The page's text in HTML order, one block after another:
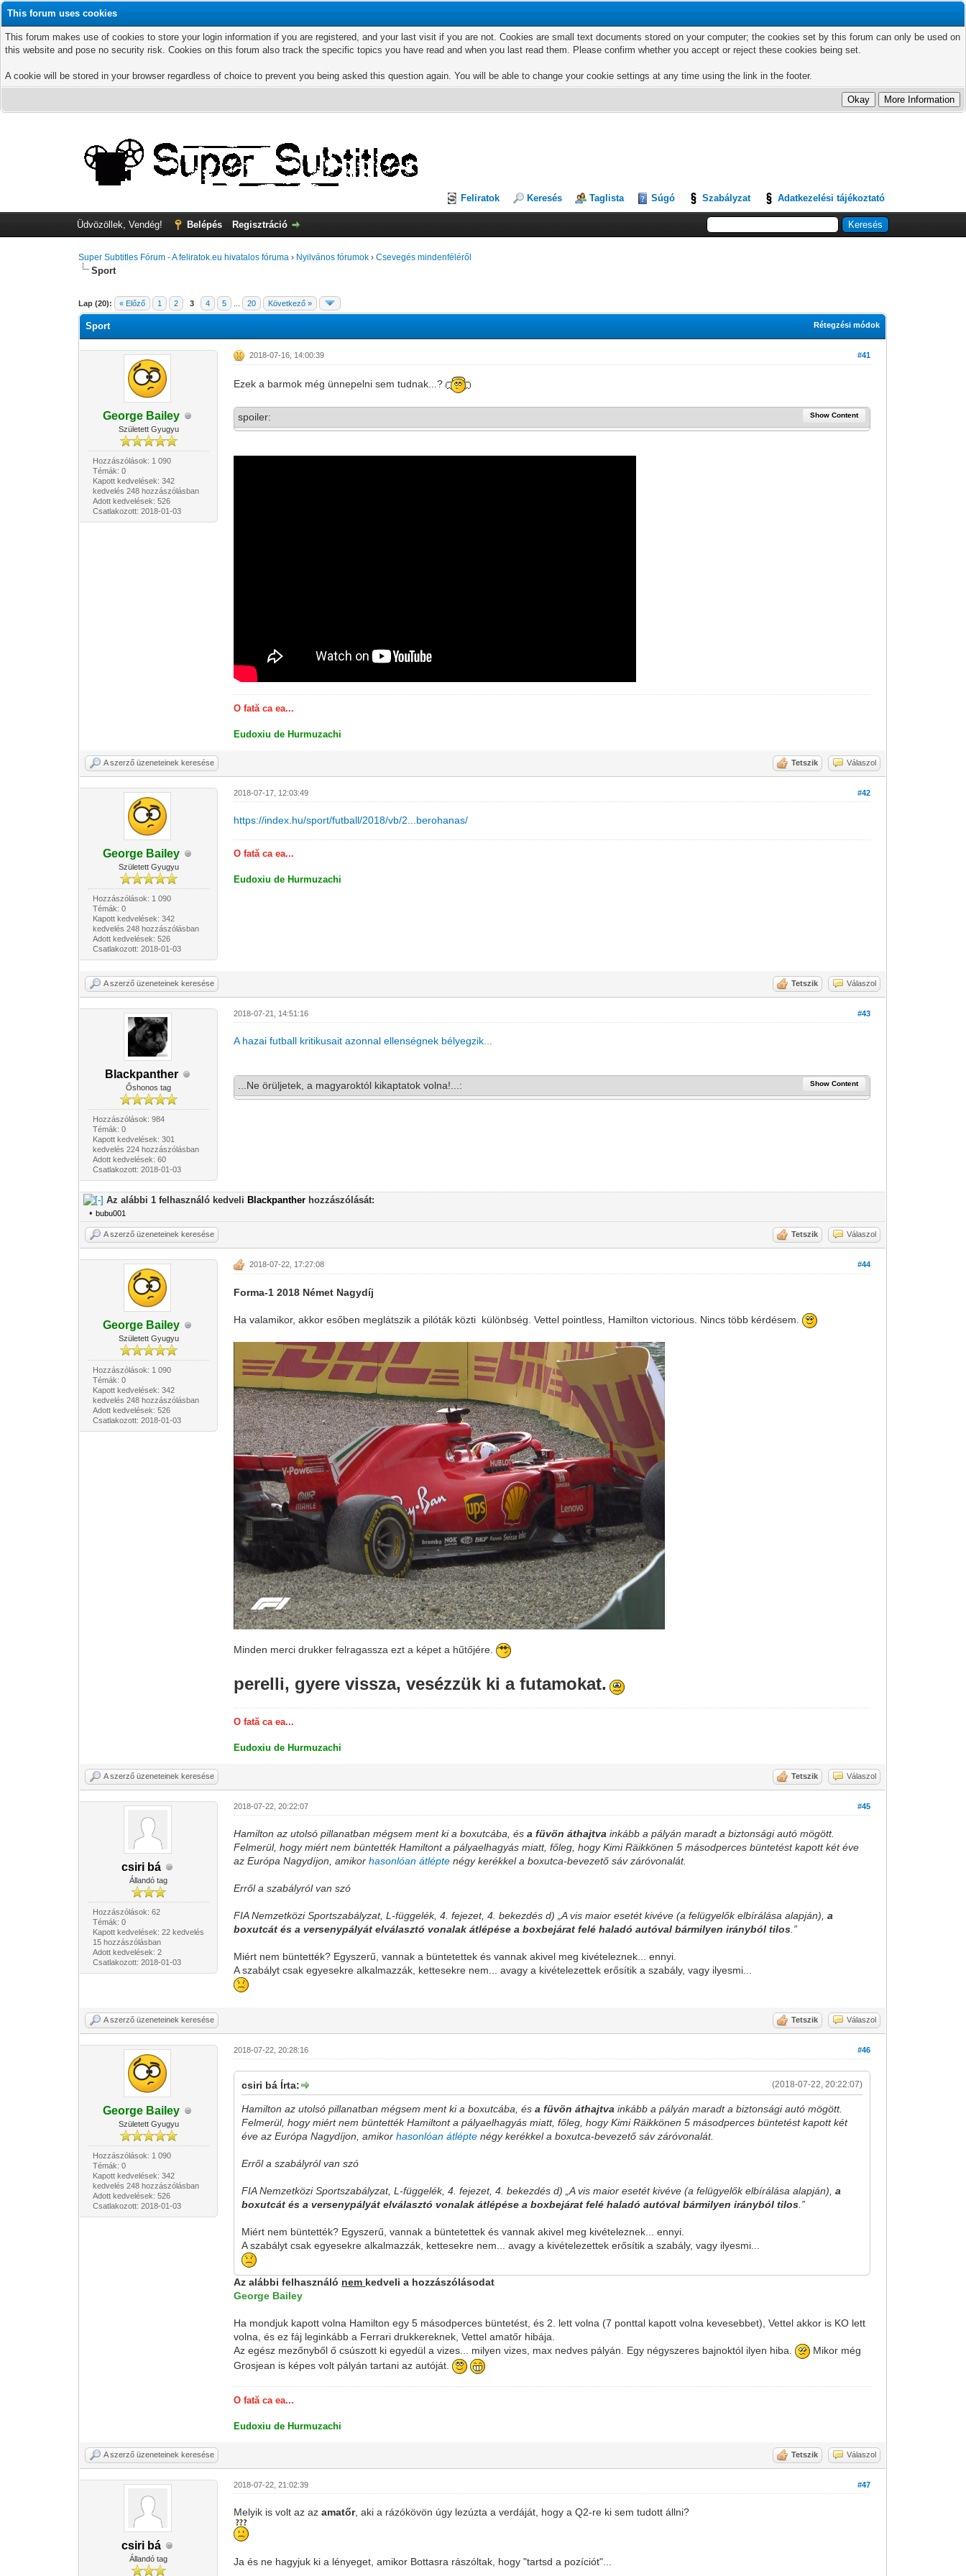
This forum uses cookies
This forum makes use of cookies to store your login information if you are registered, and your last visit if you are not. Cookies are small text documents stored on your computer; the cookies set by this forum can only be used on
this website and pose no security risk. Cookies on this forum also track the specific topics you have read and when you last read them. Please confirm whether you accept or reject these cookies being set.
A cookie will be stored in your browser regardless of choice to prevent you being asked this question again. You will be able to change your cookie settings at any time using the link in the footer.
Feliratok Keresés Taglista Súgó Szabályzat Adatkezelési tájékoztató
Üdvözöllek, Vendég! Belépés Regisztráció
Super Subtitles Fórum - A feliratok.eu hivatalos fóruma › Nyilvános fórumok ›Csevegés mindenféléről
Sport
Lap (20): « Előző 1 2 3 4 5 20 Következő »
Rétegzési módok
Sport
George Bailey
Született Gyugyu
Hozzászólások: 1 090
Témák: 0
Kapott kedvelések: 342
kedvelés 248 hozzászólásban
Adott kedvelések: 526
Csatlakozott: 2018-01-03
#41
2018-07-16, 14:00:39
Ezek a barmok még ünnepelni sem tudnak...?
Show Content
spoiler:
O fată ca ea...
Eudoxiu de Hurmuzachi
A szerző üzeneteinek keresése Tetszik Válaszol
George Bailey
Született Gyugyu
Hozzászólások: 1 090
Témák: 0
Kapott kedvelések: 342
kedvelés 248 hozzászólásban
Adott kedvelések: 526
Csatlakozott: 2018-01-03
#42
2018-07-17, 12:03:49
https://index.hu/sport/futball/2018/vb/2...berohanas/
O fată ca ea...
Eudoxiu de Hurmuzachi
A szerző üzeneteinek keresése Tetszik Válaszol
Blackpanther
Őshonos tag
Hozzászólások: 984
Témák: 0
Kapott kedvelések: 301
kedvelés 224 hozzászólásban
Adott kedvelések: 60
Csatlakozott: 2018-01-03
#43
2018-07-21, 14:51:16
A hazai futball kritikusait azonnal ellenségnek bélyegzik...
Show Content
...Ne örüljetek, a magyaroktól kikaptatok volna!...:
Az alábbi 1 felhasználó kedveli Blackpanther hozzászólását:
•bubu001
A szerző üzeneteinek keresése Tetszik Válaszol
George Bailey
Született Gyugyu
Hozzászólások: 1 090
Témák: 0
Kapott kedvelések: 342
kedvelés 248 hozzászólásban
Adott kedvelések: 526
Csatlakozott: 2018-01-03
#44
2018-07-22, 17:27:08
Forma-1 2018 Német Nagydíj
Ha valamikor, akkor esőben meglátszik a pilóták közti különbség. Vettel pointless, Hamilton victorious. Nincs több kérdésem.
Minden merci drukker felragassza ezt a képet a hűtőjére.
perelli, gyere vissza, vesézzük ki a futamokat.
O fată ca ea...
Eudoxiu de Hurmuzachi
A szerző üzeneteinek keresése Tetszik Válaszol
csiri bá
Állandó tag
Hozzászólások: 62
Témák: 0
Kapott kedvelések: 22 kedvelés
15 hozzászólásban
Adott kedvelések: 2
Csatlakozott: 2018-01-03
#45
2018-07-22, 20:22:07
Hamilton az utolsó pillanatban mégsem ment ki a boxutcába, ésa füvön áthajtva inkább a pályán maradt a biztonsági autó mögött.
Felmerül, hogy miért nem büntették Hamiltont a pályaelhagyás miatt, főleg, hogy Kimi Räikkönen 5 másodperces büntetést kapott két éve
az Európa Nagydíjon, amikorhasonlóan átlépte négy kerékkel a boxutca-bevezető sáv záróvonalát.
Erről a szabályról van szó
FIA Nemzetközi Sportszabályzat, L-függelék, 4. fejezet, 4. bekezdés d) „A vis maior esetét kivéve (a felügyelők elbírálása alapján),a
boxutcát és a versenypályát elválasztó vonalak átlépése a boxbejárat felé haladó autóval bármilyen irányból tilos .”
Miért nem büntették? Egyszerű, vannak a büntetettek és vannak akivel meg kivételeznek... ennyi.
A szabályt csak egyesekre alkalmazzák, kettesekre nem... avagy a kivételezettek erősítik a szabály, vagy ilyesmi...
A szerző üzeneteinek keresése Tetszik Válaszol
George Bailey
Született Gyugyu
Hozzászólások: 1 090
Témák: 0
Kapott kedvelések: 342
kedvelés 248 hozzászólásban
Adott kedvelések: 526
Csatlakozott: 2018-01-03
#46
2018-07-22, 20:28:16
(2018-07-22, 20:22:07)
csiri bá Írta:
Hamilton az utolsó pillanatban mégsem ment ki a boxutcába, ésa füvön áthajtva inkább a pályán maradt a biztonsági autó mögött.
Felmerül, hogy miért nem büntették Hamiltont a pályaelhagyás miatt, főleg, hogy Kimi Räikkönen 5 másodperces büntetést kapott két
éve az Európa Nagydíjon, amikorhasonlóan átlépte négy kerékkel a boxutca-bevezető sáv záróvonalát.
Erről a szabályról van szó
FIA Nemzetközi Sportszabályzat, L-függelék, 4. fejezet, 4. bekezdés d) „A vis maior esetét kivéve (a felügyelők elbírálása alapján),a
boxutcát és a versenypályát elválasztó vonalak átlépése a boxbejárat felé haladó autóval bármilyen irányból tilos .”
Miért nem büntették? Egyszerű, vannak a büntetettek és vannak akivel meg kivételeznek... ennyi.
A szabályt csak egyesekre alkalmazzák, kettesekre nem... avagy a kivételezettek erősítik a szabály, vagy ilyesmi...
Az alábbi felhasználó nem kedveli a hozzászólásodat
George Bailey
Ha mondjuk kapott volna Hamilton egy 5 másodperces büntetést, és 2. lett volna (7 ponttal kapott volna kevesebbet), Vettel akkor is KO lett
volna, és ez fáj leginkább a Ferrari drukkereknek, Vettel amatőr hibája.
Az egész mezőnyből ő csúszott ki egyedül a vizes... milyen vizes, max nedves pályán. Egy négyszeres bajnoktól ilyen hiba.
Mikor még
Grosjean is képes volt pályán tartani az autóját.
O fată ca ea...
Eudoxiu de Hurmuzachi
A szerző üzeneteinek keresése Tetszik Válaszol
csiri bá
Állandó tag
#47
2018-07-22, 21:02:39
Melyik is volt az azamatőr, aki a rázókövön úgy lezúzta a verdáját, hogy a Q2-re ki sem tudott állni?
Ja és ne hagyjuk ki a lényeget, amikor Bottasra rászóltak, hogy "tartsd a pozíciót"...